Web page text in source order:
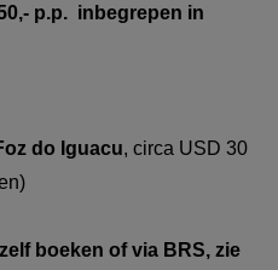
p.p. inbegrepen in
do Iguacu, circa USD 30
boeken of via BRS, zie